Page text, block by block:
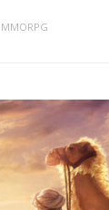
MMORPG